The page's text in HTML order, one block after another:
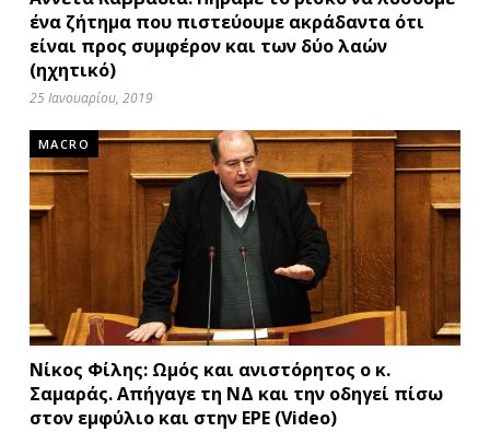
ένα ζήτημα που πιστεύουμε ακράδαντα ότι
είναι προς συμφέρον και των δύο λαών
(ηχητικό)
25 Ιανουαρίου, 2019
MACRO
Νίκος Φίλης: Ωμός και ανιστόρητος ο κ.
Σαμαράς. Απήγαγε τη ΝΔ και την οδηγεί πίσω
στον εμφύλιο και στην ΕΡΕ (Video)